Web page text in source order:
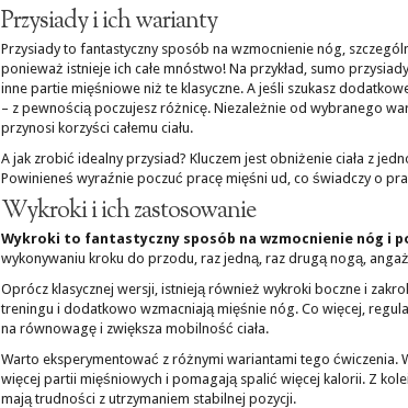
Przysiady i ich warianty
Przysiady to fantastyczny sposób na wzmocnienie nóg,
ponieważ istnieje ich całe mnóstwo! Na przykład, sumo
inne partie mięśniowe niż te klasyczne. A jeśli szukasz
– z pewnością poczujesz różnicę. Niezależnie od wybranego
przynosi korzyści całemu ciału.
A jak zrobić idealny przysiad? Kluczem jest obniżenie ciała z
Powinieneś wyraźnie poczuć pracę mięśni ud, co świadczy o
Wykroki i ich zastosowanie
Wykroki to fantastyczny sposób na wzmocnienie nóg i
wykonywaniu kroku do przodu, raz jedną, raz drugą nogą,
Oprócz klasycznej wersji, istnieją również wykroki boczne i
treningu i dodatkowo wzmacniają mięśnie nóg. Co więcej,
na równowagę i zwiększa mobilność ciała.
Warto eksperymentować z różnymi wariantami tego ćwiczenia.
więcej partii mięśniowych i pomagają spalić więcej kalorii. Z
mają trudności z utrzymaniem stabilnej pozycji.